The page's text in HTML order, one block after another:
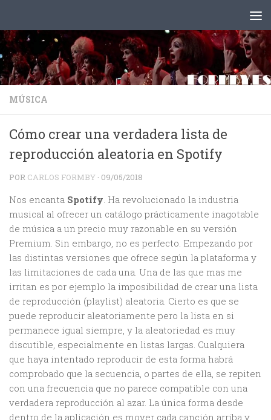
MÚSICA
Cómo crear una verdadera lista de
reproducción aleatoria en Spotify
POR CARLOS FORMBY · 09/05/2018
Nos encanta Spotify. Ha revolucionado la industria
musical al ofrecer un catálogo prácticamente inagotable
de música a un precio muy razonable en su versión
Premium. Sin embargo, no es perfecto. Empezando por
las distintas versiones que ofrece según la plataforma y
las limitaciones de cada una. Una de las que mas me
irritan es por ejemplo la imposibilidad de crear una lista
de reproducción (playlist) aleatoria. Cierto es que se
puede reproducir aleatoriamente pero la lista en si
permanece igual siempre, y la aleatoriedad es muy
discutible, especialmente en listas largas. Cualquiera
que haya intentado reproducir de esta forma habrá
comprobado que la secuencia, o partes de ella, se repiten
con una frecuencia que no parece compatible con una
verdadera reproducción al azar. La única forma desde
dentro de la aplicación es mover cada canción arriba y